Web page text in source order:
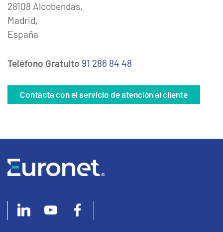
28108 Alcobendas,
Madrid,
España
Teléfono Gratuito 91 286 84 48
Contacta con el servicio de atención al cliente